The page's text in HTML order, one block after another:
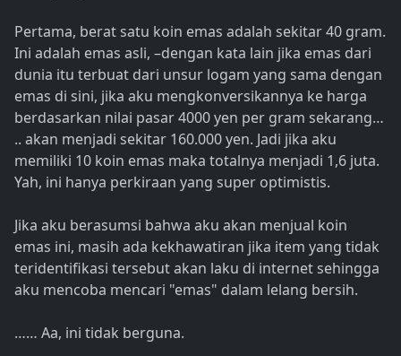
Pertama, berat satu koin emas adalah sekitar 40 gram.
Ini adalah emas asli, –dengan kata lain jika emas dari
dunia itu terbuat dari unsur logam yang sama dengan
emas di sini, jika aku mengkonversikannya ke harga
berdasarkan nilai pasar 4000 yen per gram sekarang…
.. akan menjadi sekitar 160.000 yen. Jadi jika aku
memiliki 10 koin emas maka totalnya menjadi 1,6 juta.
Yah, ini hanya perkiraan yang super optimistis.
Jika aku berasumsi bahwa aku akan menjual koin
emas ini, masih ada kekhawatiran jika item yang tidak
teridentifikasi tersebut akan laku di internet sehingga
aku mencoba mencari "emas" dalam lelang bersih.
…… Aa, ini tidak berguna.